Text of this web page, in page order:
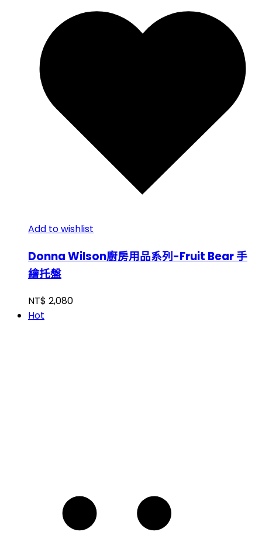
Add to wishlist
Donna Wilson廚房用品系列-Fruit Bear 手
繪托盤
NT$ 2,080
Hot